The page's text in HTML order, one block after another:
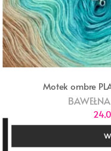
Motek ombre